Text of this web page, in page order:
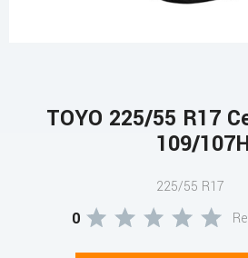
TOYO 225/55 R17
109/
225/55 R17
0